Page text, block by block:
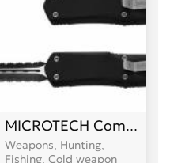
MICROTECH Combat
Weapons, Hunting,
Fishing, Cold weapon